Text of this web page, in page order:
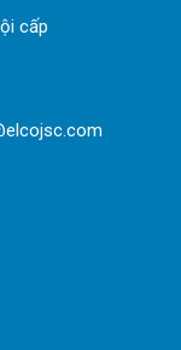
cấp